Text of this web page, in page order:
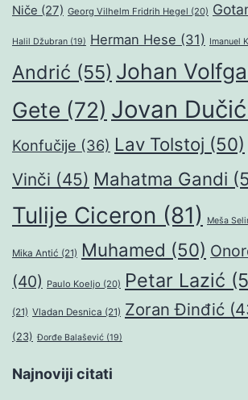
Niče (27) Georg Vilhelm Fridrih Hegel (20)
Halil Džubran (19) Herman Hese (31) Imanuel
Andrić (55) Johan
Gete (72) Jovan Dučić
Konfučije (36) Lav Tolstoj (50)
Vinči (45) Mahatma Gandi
Tulije Ciceron (81) Meša
Mika Antić (21) Muhamed (50)
(40) Paulo Koeljo (20) Petar Lazić
(21) Vladan Desnica (21) Zoran Đinđić
(23) Đorđe Balašević (19)
Najnoviji citati